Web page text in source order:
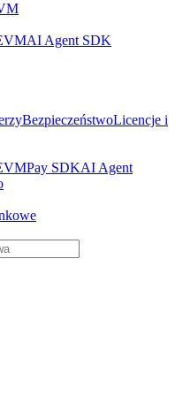
AI Agent SDK
BezpieczeństwoLicencje i
Pay SDKAI Agent